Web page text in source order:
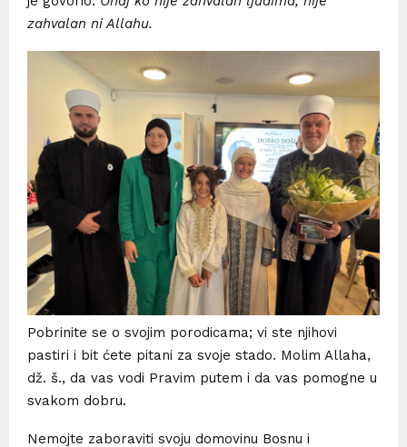
zahvalan ni Allahu.
Pobrinite se o svojim porodicama; vi ste njihovi
pastiri i bit ćete pitani za svoje stado. Molim Allaha,
dž. š., da vas vodi Pravim putem i da vas pomogne u
svakom dobru.
Nemojte zaboraviti svoju domovinu Bosnu i